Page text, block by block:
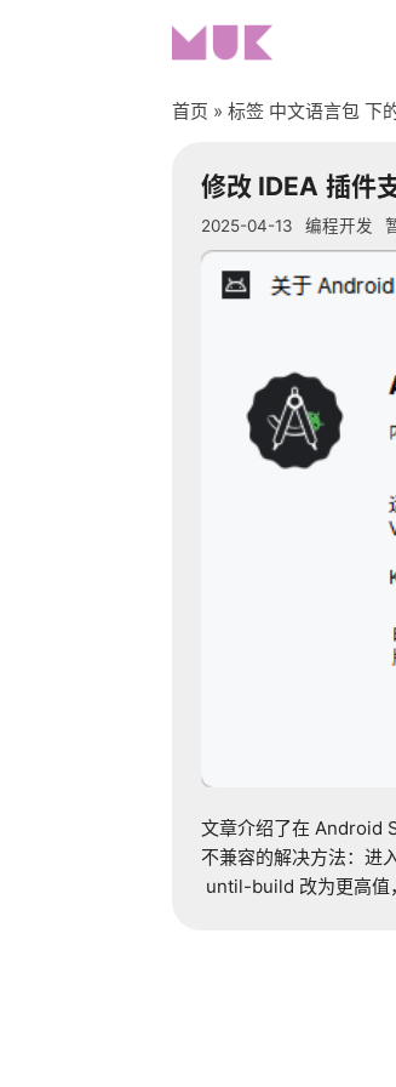
首页 » 标签 中文语言包 下
修改 IDEA 插件
2025-04-13 编程开发
文章介绍了在 Android
不兼容的解决方法：进
until-build 改为更高值